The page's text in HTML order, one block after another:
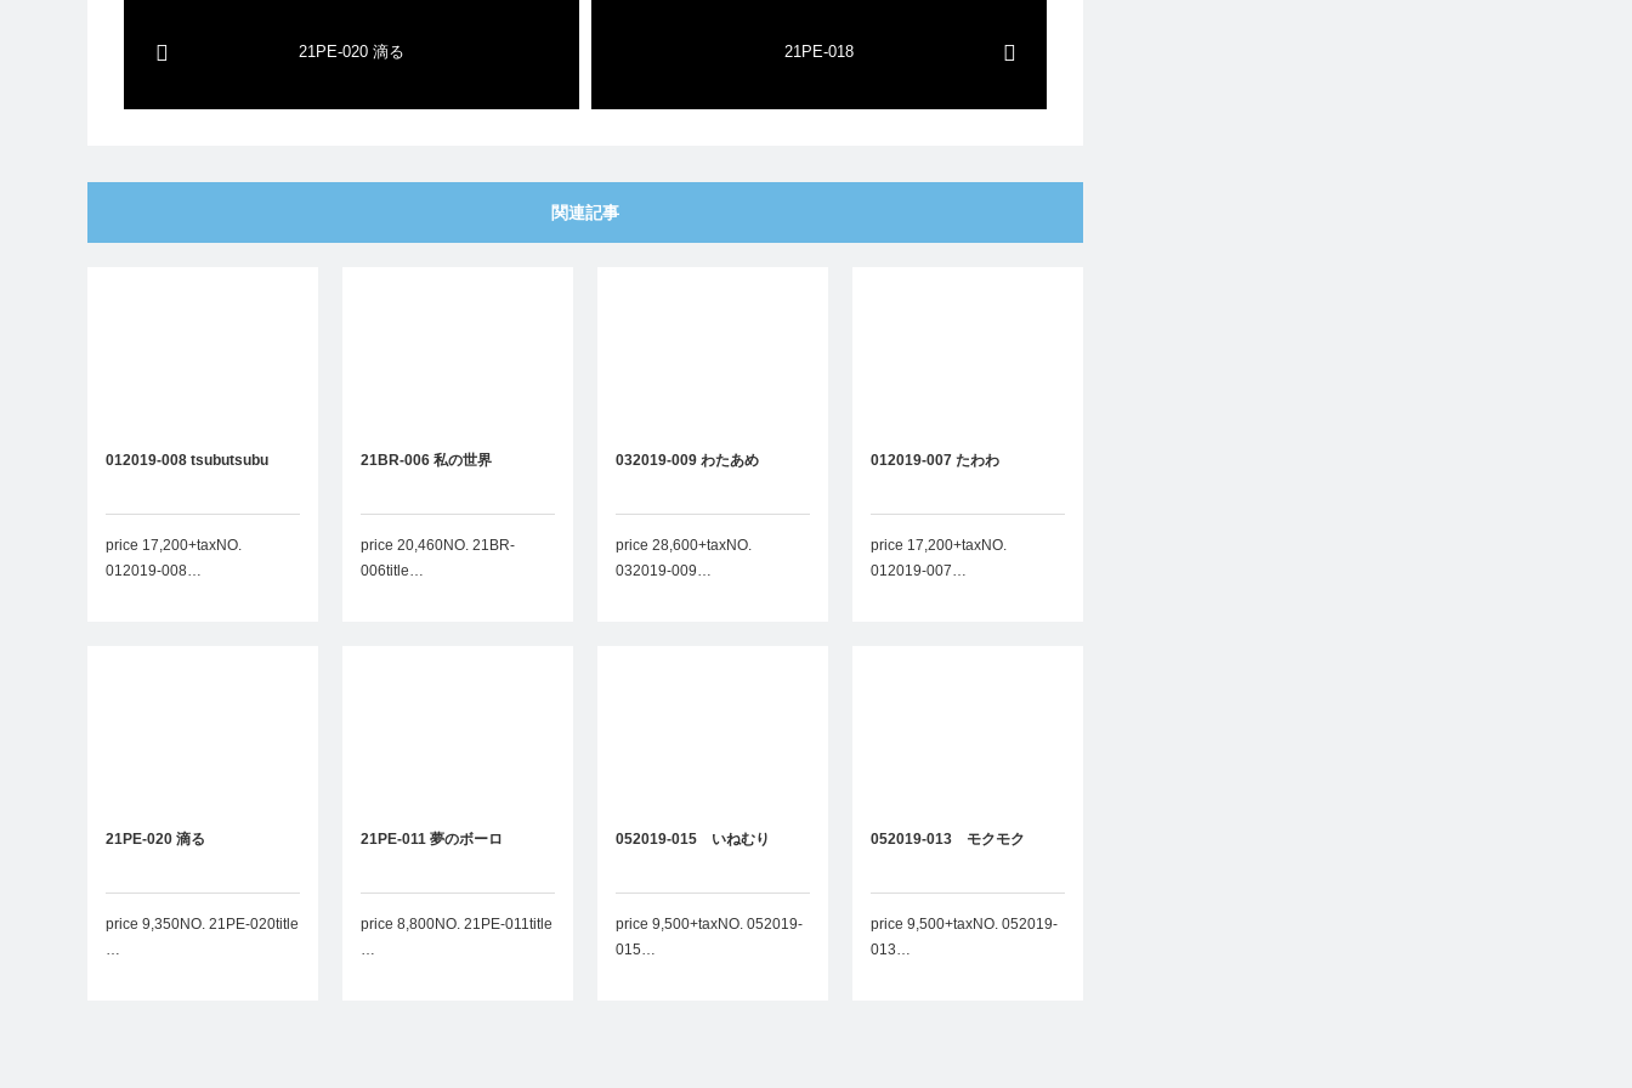
21PE-020 滴る 21PE-018
関連記事
012019-008 tsubutsubu
price 17,200+taxNO.
012019-008…
21BR-006 私の世界
price 20,460NO. 21BR-
006title…
032019-009 わたあめ
price 28,600+taxNO.
032019-009…
012019-007 たわわ
price 17,200+taxNO.
012019-007…
21PE-020 滴る
price 9,350NO. 21PE-020title
21PE-011 夢のボーロ
price 8,800NO. 21PE-011title
052019-015 いねむり
price 9,500+taxNO. 052019-
015…
052019-013 モクモク
price 9,500+taxNO. 052019-
013…